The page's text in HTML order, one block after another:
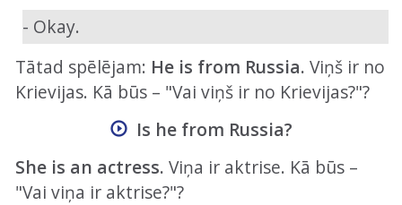
- Okay.
Tātad spēlējam: He is from Russia. Viņš ir no
Krievijas. Kā būs – "Vai viņš ir no Krievijas?"?
Is he from Russia?
She is an actress. Viņa ir aktrise. Kā būs –
"Vai viņa ir aktrise?"?